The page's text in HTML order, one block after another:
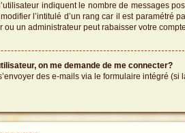
indiquent le nombre de messages
l’intitulé d’un rang car il est paramétré
ou un administrateur peut rabaisser votre
on me demande de me connecter?
des e-mails via le formulaire intégré